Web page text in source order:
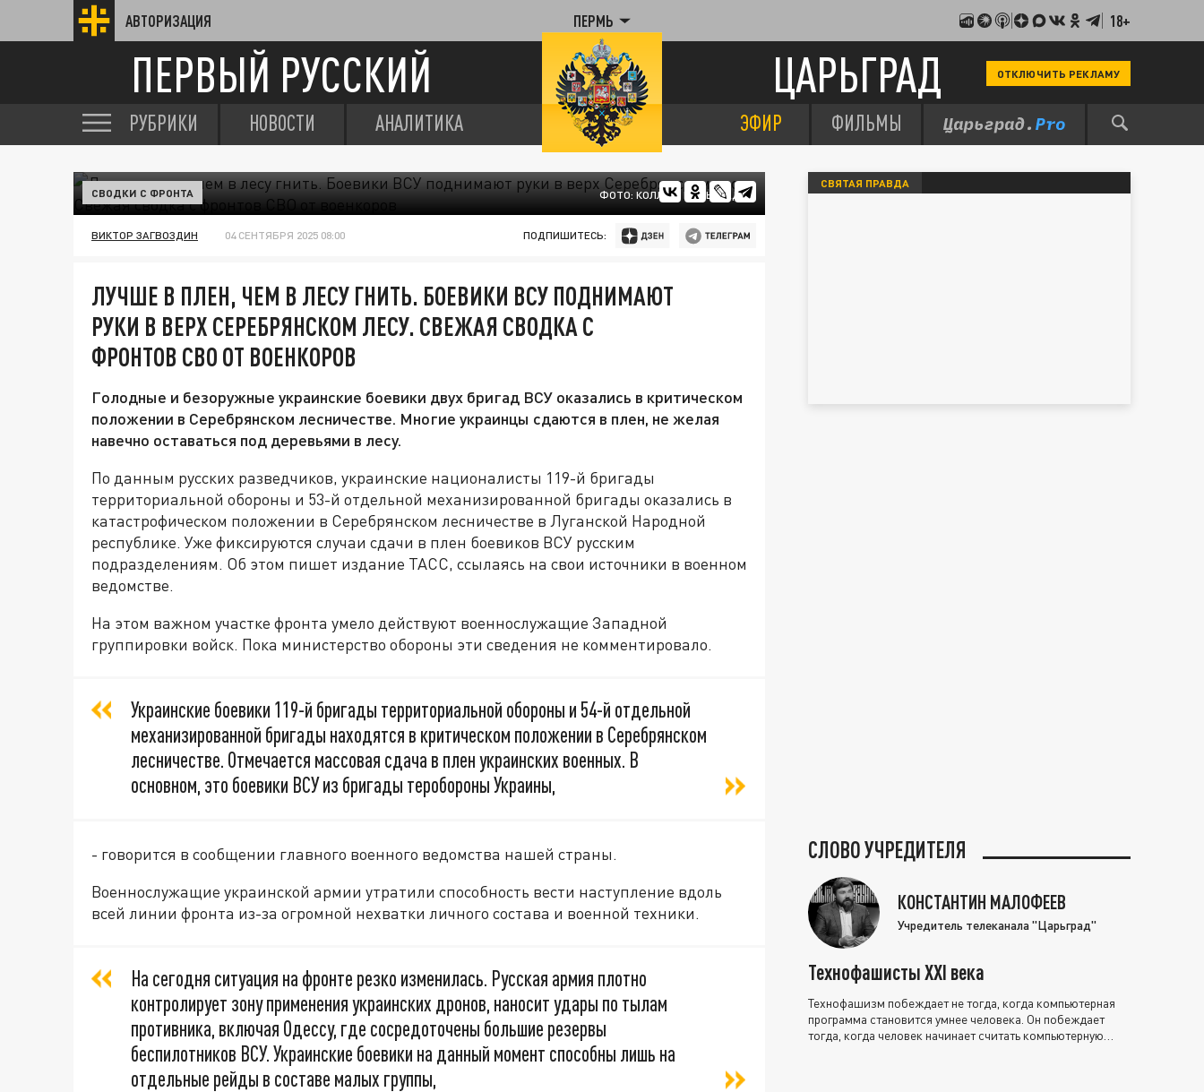
АВТОРИЗАЦИЯ ПЕРМЬ 18+
ПЕРВЫЙ РУССКИЙ ЦАРЬГРАД ОТКЛЮЧИТЬ РЕКЛАМУ
РУБРИКИ НОВОСТИ АНАЛИТИКА ЭФИР ФИЛЬМЫ
ФОТО: КОЛЛАЖ ЦАРЬГРАДА
СВОДКИ С ФРОНТА
ВИКТОР ЗАГВОЗДИН 04 СЕНТЯБРЯ 2025 08:00 ПОДПИШИТЕСЬ:
ЛУЧШЕ В ПЛЕН, ЧЕМ В ЛЕСУ ГНИТЬ. БОЕВИКИ ВСУ ПОДНИМАЮТ
РУКИ В ВЕРХ СЕРЕБРЯНСКОМ ЛЕСУ. СВЕЖАЯ СВОДКА С
ФРОНТОВ СВО ОТ ВОЕНКОРОВ
Голодные и безоружные украинские боевики двух бригад ВСУ оказались в критическом
положении в Серебрянском лесничестве. Многие украинцы сдаются в плен, не желая
навечно оставаться под деревьями в лесу.
По данным русских разведчиков, украинские националисты 119-й бригады
территориальной обороны и 53-й отдельной механизированной бригады оказались в
катастрофическом положении в Серебрянском лесничестве в Луганской Народной
республике. Уже фиксируются случаи сдачи в плен боевиков ВСУ русским
подразделениям. Об этом пишет издание ТАСС, ссылаясь на свои источники в военном
ведомстве.
На этом важном участке фронта умело действуют военнослужащие Западной
группировки войск. Пока министерство обороны эти сведения не комментировало.
Украинские боевики 119-й бригады территориальной обороны и 54-й отдельной
механизированной бригады находятся в критическом положении в Серебрянском
лесничестве. Отмечается массовая сдача в плен украинских военных. В
основном, это боевики ВСУ из бригады теробороны Украины,
- говорится в сообщении главного военного ведомства нашей страны.
Военнослужащие украинской армии утратили способность вести наступление вдоль
всей линии фронта из-за огромной нехватки личного состава и военной техники.
На сегодня ситуация на фронте резко изменилась. Русская армия плотно
контролирует зону применения украинских дронов, наносит удары по тылам
противника, включая Одессу, где сосредоточены большие резервы
беспилотников ВСУ. Украинские боевики на данный момент способны лишь на
отдельные рейды в составе малых группы,
СВЯТАЯ ПРАВДА
СЛОВО УЧРЕДИТЕЛЯ
КОНСТАНТИН МАЛОФЕЕВ
Учредитель телеканала "Царьград"
Технофашисты XXI века
Технофашизм побеждает не тогда, когда компьютерная
программа становится умнее человека. Он побеждает
тогда, когда человек начинает считать компьютерную